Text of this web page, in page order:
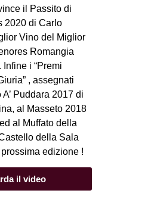
il Passito di
2020 di Carlo
Vino del Miglior
Romangia
i “Premi
, assegnati
Puddara 2017 di
al Masseto 2018
al Muffato della
della Sala
edizione !
il video